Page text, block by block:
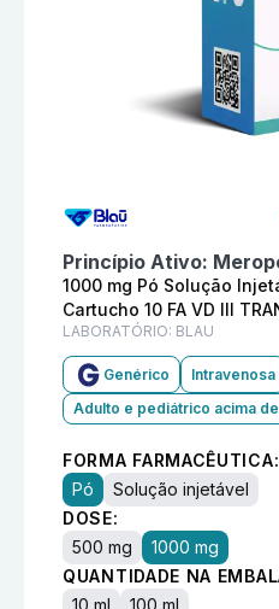
Princípio Ativo:
1000 mg Pó Solução
Cartucho 10 FA VD III
LABORATÓRIO: BLAU
Genérico
Intravenosa
Adulto e pediátrico acima
FORMA FARMACÊUTICA:
Pó
Solução injetável
DOSE:
500 mg
1000 mg
QUANTIDADE NA
10 ml
100 ml